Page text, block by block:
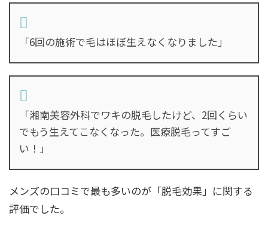
「6回の施術で毛はほぼ生えなくなりました」
「湘南美容外科でワキの脱毛したけど、2回くらい
でもう生えてこなくなった。医療脱毛ってすご
い！」
メンズの口コミで最も多いのが「脱毛効果」に関する
評価でした。